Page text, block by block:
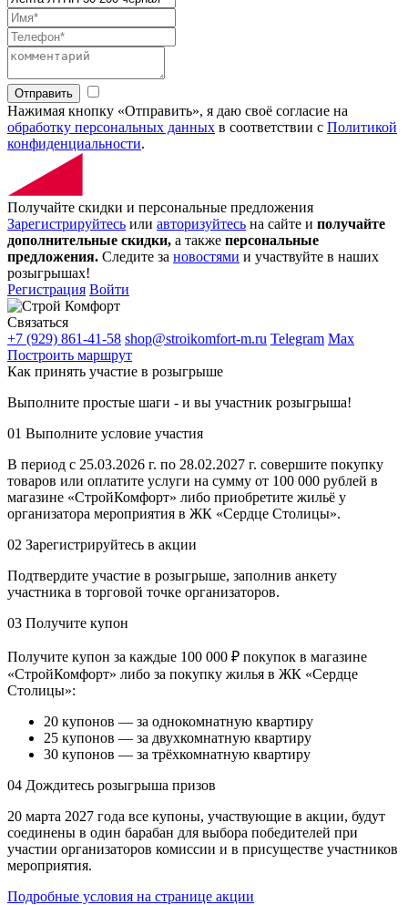
Отправить
Нажимая кнопку «Отправить», я даю своё согласие на
обработку персональных данных в соответствии с Политикой
конфиденциальности.
Получайте скидки и персональные предложения
Зарегистрируйтесь или авторизуйтесь на сайте и получайте
дополнительные скидки, а также персональные
предложения. Следите за новостями и участвуйте в наших
розыгрышах!
Регистрация Войти
Связаться
+7 (929) 861-41-58 shop@stroikomfort-m.ru Telegram Max
Построить маршрут
Как принять участие в розыгрыше
Выполните простые шаги - и вы участник розыгрыша!
01 Выполните условие участия
В период с 25.03.2026 г. по 28.02.2027 г. совершите покупку
товаров или оплатите услуги на сумму от 100 000 рублей в
магазине «СтройКомфорт» либо приобретите жильё у
организатора мероприятия в ЖК «Сердце Столицы».
02 Зарегистрируйтесь в акции
Подтвердите участие в розыгрыше, заполнив анкету
участника в торговой точке организаторов.
03 Получите купон
Получите купон за каждые 100 000 ₽ покупок в магазине
«СтройКомфорт» либо за покупку жилья в ЖК «Сердце
Столицы»:
20 купонов — за однокомнатную квартиру
25 купонов — за двухкомнатную квартиру
30 купонов — за трёхкомнатную квартиру
04 Дождитесь розыгрыша призов
20 марта 2027 года все купоны, участвующие в акции, будут
соединены в один барабан для выбора победителей при
участии организаторов комиссии и в присуществе участников
мероприятия.
Подробные условия на странице акции